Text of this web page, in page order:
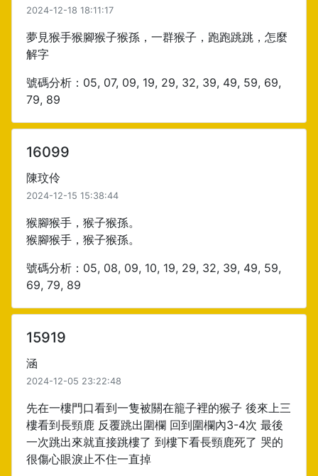
2024-12-18 18:11:17
夢見猴手猴腳猴子猴孫，一群猴子，跑跑跳跳，怎麼
解字
號碼分析：05, 07, 09, 19, 29, 32, 39, 49, 59, 69,
79, 89
16099
陳玟伶
2024-12-15 15:38:44
猴腳猴手，猴子猴孫。
猴腳猴手，猴子猴孫。
號碼分析：05, 08, 09, 10, 19, 29, 32, 39, 49, 59,
69, 79, 89
15919
涵
2024-12-05 23:22:48
先在一樓門口看到一隻被關在籠子裡的猴子 後來上三
樓看到長頸鹿 反覆跳出圍欄 回到圍欄內3-4次 最後
一次跳出來就直接跳樓了 到樓下看長頸鹿死了 哭的
很傷心眼淚止不住一直掉